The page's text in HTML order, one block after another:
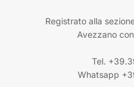
Registrato alla
Avezzano
Tel.
Whatsapp